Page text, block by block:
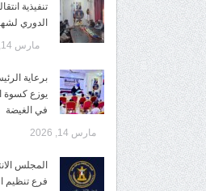
تنفيذية
الدوري
مارس 14, 2026
برعاية
يوزع كسوة
في الغيضة
مارس 14, 2026
المجلس
فرع تنظيم